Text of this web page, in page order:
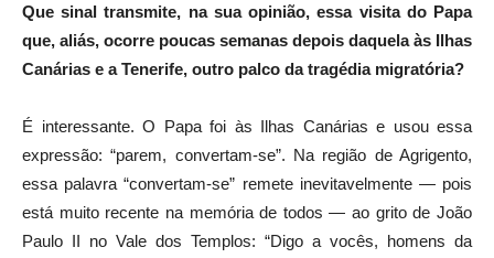
Que sinal transmite, na sua opinião, essa visita do Papa
que, aliás, ocorre poucas semanas depois daquela às Ilhas
Canárias e a Tenerife, outro palco da tragédia migratória?
É interessante. O Papa foi às Ilhas Canárias e usou essa
expressão: “parem, convertam-se”. Na região de Agrigento,
essa palavra “convertam-se” remete inevitavelmente — pois
está muito recente na memória de todos — ao grito de João
Paulo II no Vale dos Templos: “Digo a vocês, homens da